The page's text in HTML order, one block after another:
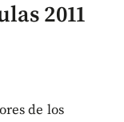
2011
de los